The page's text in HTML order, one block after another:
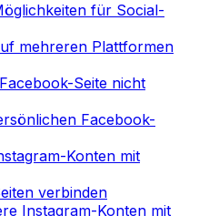
für Social-
mehreren Plattformen
Seite nicht
Facebook-
Konten mit
verbinden
Instagram-Konten mit